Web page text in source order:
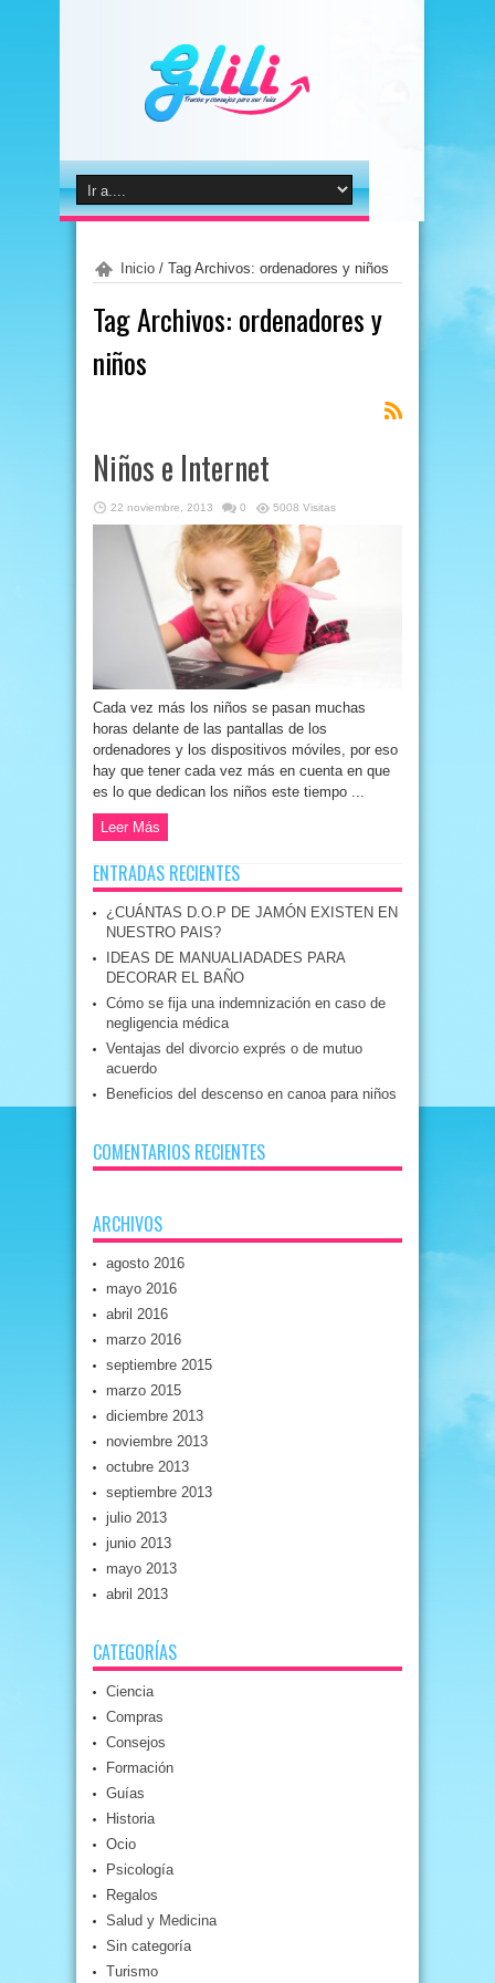
Inicio / Tag Archivos: ordenadores y niños
Tag Archivos: ordenadores y
niños
Niños e Internet
22 noviembre, 2013 0 5008 Visitas
Cada vez más los niños se pasan muchas
horas delante de las pantallas de los
ordenadores y los dispositivos móviles, por eso
hay que tener cada vez más en cuenta en que
es lo que dedican los niños este tiempo ...
Leer Más
ENTRADAS RECIENTES
¿CUÁNTAS D.O.P DE JAMÓN EXISTEN EN
NUESTRO PAIS?
IDEAS DE MANUALIADADES PARA
DECORAR EL BAÑO
Cómo se fija una indemnización en caso de
negligencia médica
Ventajas del divorcio exprés o de mutuo
acuerdo
Beneficios del descenso en canoa para niños
COMENTARIOS RECIENTES
ARCHIVOS
agosto 2016
mayo 2016
abril 2016
marzo 2016
septiembre 2015
marzo 2015
diciembre 2013
noviembre 2013
octubre 2013
septiembre 2013
julio 2013
junio 2013
mayo 2013
abril 2013
CATEGORÍAS
Ciencia
Compras
Consejos
Formación
Guías
Historia
Ocio
Psicología
Regalos
Salud y Medicina
Sin categoría
Turismo